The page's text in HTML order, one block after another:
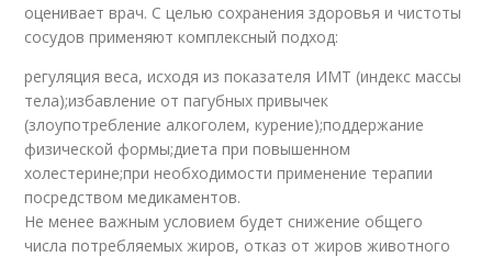
оценивает врач. С целью сохранения здоровья и чистоты
сосудов применяют комплексный подход:
регуляция веса, исходя из показателя ИМТ (индекс массы
тела);избавление от пагубных привычек
(злоупотребление алкоголем, курение);поддержание
физической формы;диета при повышенном
холестерине;при необходимости применение терапии
посредством медикаментов.
Не менее важным условием будет снижение общего
числа потребляемых жиров, отказ от жиров животного